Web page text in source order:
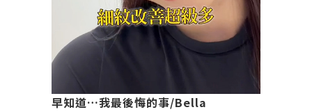
早知道…我最後悔的事/Bella